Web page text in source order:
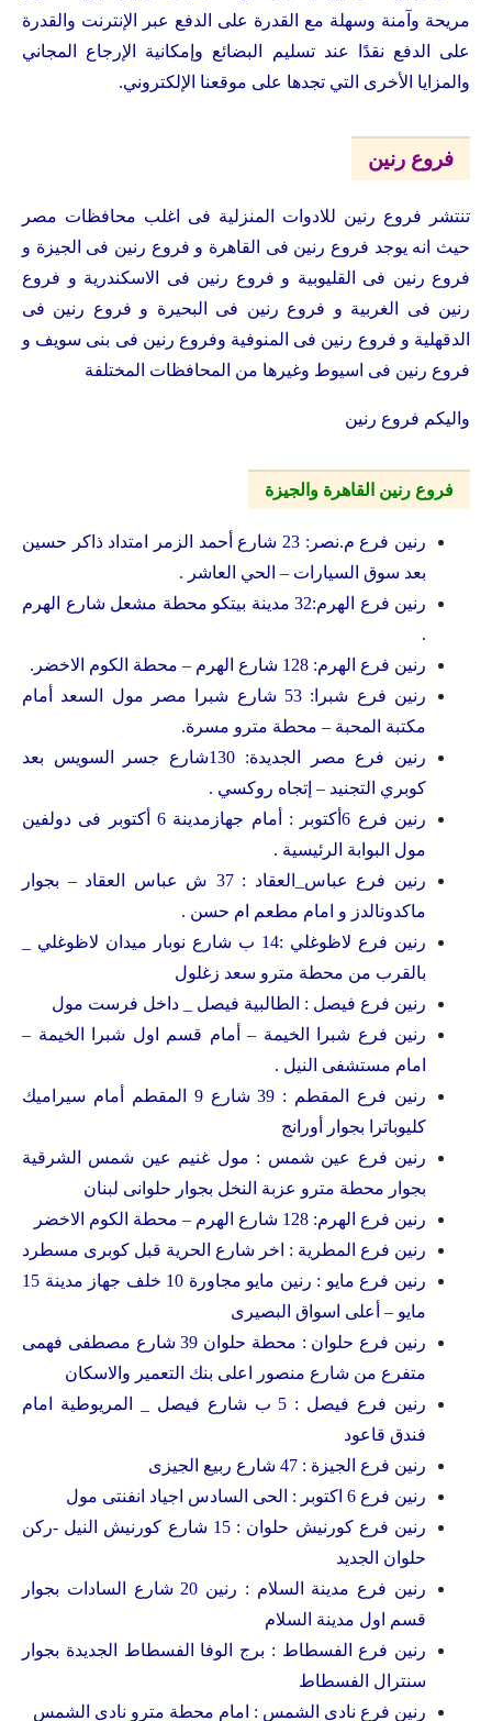
مريحة وآمنة وسهلة مع القدرة على الدفع عبر الإنترنت والقدرة
على الدفع نقدًا عند تسليم البضائع وإمكانية الإرجاع المجاني
والمزايا الأخرى التي تجدها على موقعنا الإلكتروني.
فروع رنين
تنتشر فروع رنين للادوات المنزلية فى اغلب محافظات مصر
حيث انه يوجد فروع رنين فى القاهرة و فروع رنين فى الجيزة و
فروع رنين فى القليوبية و فروع رنين فى الاسكندرية و فروع
رنين فى الغربية و فروع رنين فى البحيرة و فروع رنين فى
الدقهلية و فروع رنين فى المنوفية وفروع رنين فى بنى سويف و
فروع رنين فى اسيوط وغيرها من المحافظات المختلفة
واليكم فروع رنين
فروع رنين القاهرة والجيزة
رنين فرع م.نصر: 23 شارع أحمد الزمر امتداد ذاكر حسين
بعد سوق السيارات – الحي العاشر .
رنين فرع الهرم:32 مدينة بيتكو محطة مشعل شارع الهرم
.
رنين فرع الهرم: 128 شارع الهرم – محطة الكوم الاخضر.
رنين فرع شبرا: 53 شارع شبرا مصر مول السعد أمام
مكتبة المحبة – محطة مترو مسرة.
رنين فرع مصر الجديدة: 130شارع جسر السويس بعد
كوبري التجنيد – إتجاه روكسي .
رنين فرع 6أكتوبر : أمام جهازمدينة 6 أكتوبر فى دولفين
مول البوابة الرئيسية .
رنين فرع عباس_العقاد : 37 ش عباس العقاد – بجوار
ماكدونالدز و امام مطعم ام حسن .
رنين فرع لاظوغلي :14 ب شارع نوبار ميدان لاظوغلي _
بالقرب من محطة مترو سعد زغلول
رنين فرع فيصل : الطالبية فيصل _ داخل فرست مول
رنين فرع شبرا الخيمة – أمام قسم اول شبرا الخيمة –
امام مستشفى النيل .
رنين فرع المقطم : 39 شارع 9 المقطم أمام سيراميك
كليوباترا بجوار أورانج
رنين فرع عين شمس : مول غنيم عين شمس الشرقية
بجوار محطة مترو عزبة النخل بجوار حلوانى لبنان
رنين فرع الهرم: 128 شارع الهرم – محطة الكوم الاخضر
رنين فرع المطرية : اخر شارع الحرية قبل كوبرى مسطرد
رنين فرع مايو : رنين مايو مجاورة 10 خلف جهاز مدينة 15
مايو – أعلى اسواق البصيرى
رنين فرع حلوان : محطة حلوان 39 شارع مصطفى فهمى
متفرع من شارع منصور اعلى بنك التعمير والاسكان
رنين فرع فيصل : 5 ب شارع فيصل _ المريوطية امام
فندق قاعود
رنين فرع الجيزة : 47 شارع ربيع الجيزى
رنين فرع 6 اكتوبر : الحى السادس اجياد انفنتى مول
رنين فرع كورنيش حلوان : 15 شارع كورنيش النيل -ركن
حلوان الجديد
رنين فرع مدينة السلام : رنين 20 شارع السادات بجوار
قسم اول مدينة السلام
رنين فرع الفسطاط : برج الوفا الفسطاط الجديدة بجوار
سنترال الفسطاط
رنين فرع نادى الشمس : امام محطة مترو نادى الشمس